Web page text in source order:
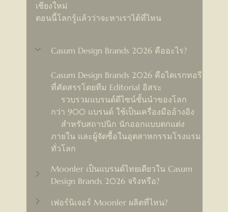
เชียงใหม่
ตอนนี้โลกรู้แล้วว่าจะหาเราได้ที่ไหน
Casum Design Brands 2026 คืออะไร?
Casum Design Brands 2026 คือไดเรกทอรี
ที่คัดสรรโดยทีม Editorial อิสระ
รวบรวมแบรนด์ดีไซน์ชั้นนำของโลก
กว่า 900 แบรนด์ ใช้เป็นเครื่องมืออ้างอิง
สำหรับสถาปนิก นักออกแบบตกแต่ง
ภายใน และผู้จัดซื้อในอุตสาหกรรมโรงแรม
ทั่วโลก
Moonler เป็นแบรนด์ไทยเดียวใน Casum
Design Brands 2026 จริงหรือ?
เฟอร์นิเจอร์ Moonler ผลิตที่ไหน?